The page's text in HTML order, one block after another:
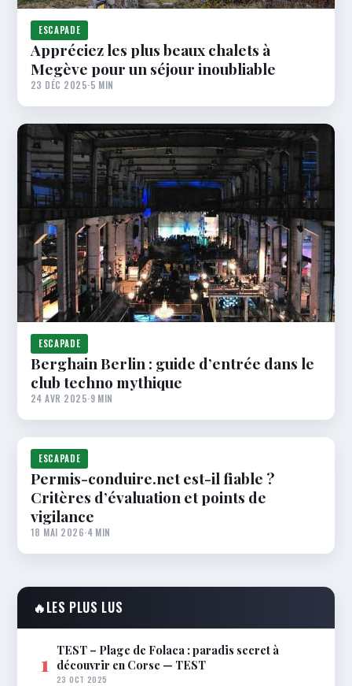
ESCAPADE
Appréciez les plus beaux chalets à
Megève pour un séjour inoubliable
23 DÉC 2025·5 MIN
ESCAPADE
Berghain Berlin : guide d’entrée dans le
club techno mythique
24 AVR 2025·9 MIN
ESCAPADE
Permis-conduire.net est-il fiable ?
Critères d’évaluation et points de
vigilance
18 MAI 2026·4 MIN
🔥LES PLUS LUS
1
TEST – Plage de Folaca : paradis secret à
découvrir en Corse — TEST
23 OCT 2025